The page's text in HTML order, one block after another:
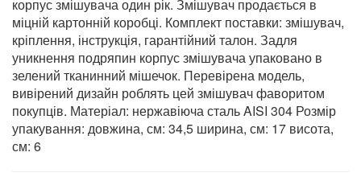
корпус змішувача один рік. Змішувач продається в
міцній картонній коробці. Комплект поставки: змішувач,
кріплення, інструкція, гарантійний талон. Задля
уникнення подряпин корпус змішувача упаковано в
зелений тканинний мішечок. Перевірена модель,
вивірений дизайн роблять цей змішувач фаворитом
покупців. Матеріал: нержавіюча сталь AISI 304 Розмір
упакування: довжина, см: 34,5 ширина, см: 17 висота,
см: 6